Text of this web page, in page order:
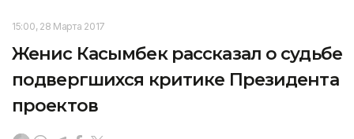
15:00, 28 Марта 2017
Женис Касымбек рассказал о судьбе
подвергшихся критике Президента
проектов